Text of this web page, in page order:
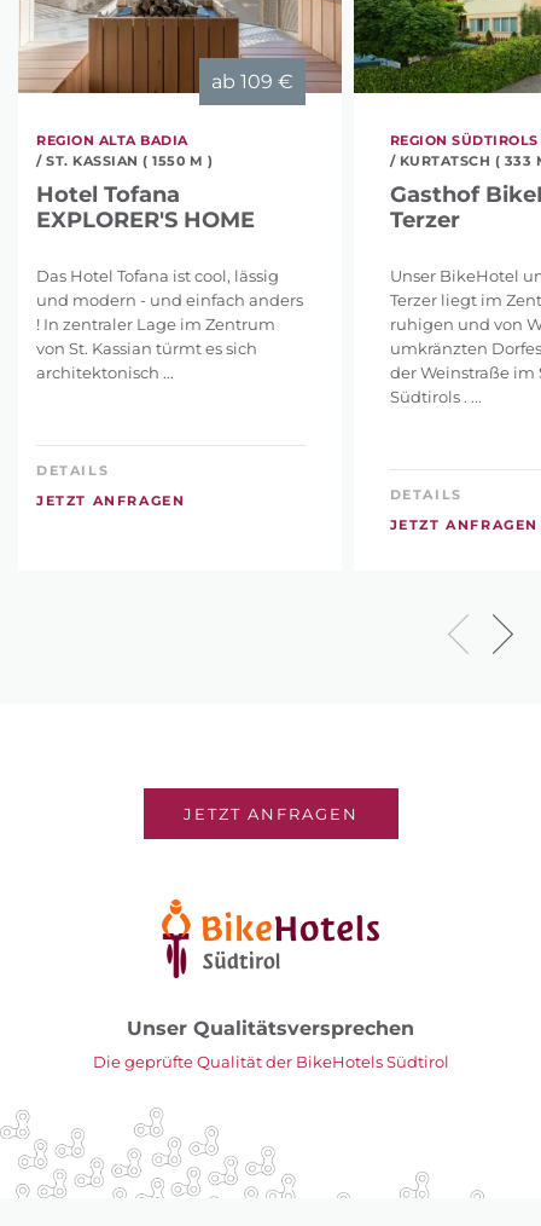
ab 109 €
REGION ALTA BADIA
/ ST. KASSIAN ( 1550 M )
Hotel Tofana
EXPLORER'S HOME
Das Hotel Tofana ist cool, lässig
und modern - und einfach anders
! In zentraler Lage im Zentrum
von St. Kassian türmt es sich
architektonisch ...
DETAILS
JETZT ANFRAGEN
REGION
/ KURTATSCH ( 333
Gasthof
Terzer
Unser BikeHotel
Terzer liegt im
ruhigen und von
umkränzten
der Weinstraße im
Südtirols . ...
DETAILS
JETZT ANFRAGEN
JETZT ANFRAGEN
Unser Qualitätsversprechen
Die geprüfte Qualität der BikeHotels Südtirol